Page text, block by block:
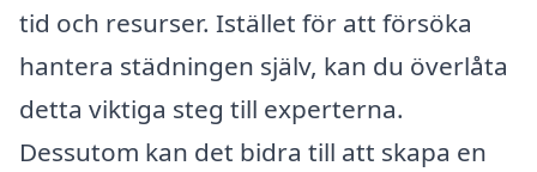
tid och resurser. Istället för att försöka
hantera städningen själv, kan du överlåta
detta viktiga steg till experterna.
Dessutom kan det bidra till att skapa en